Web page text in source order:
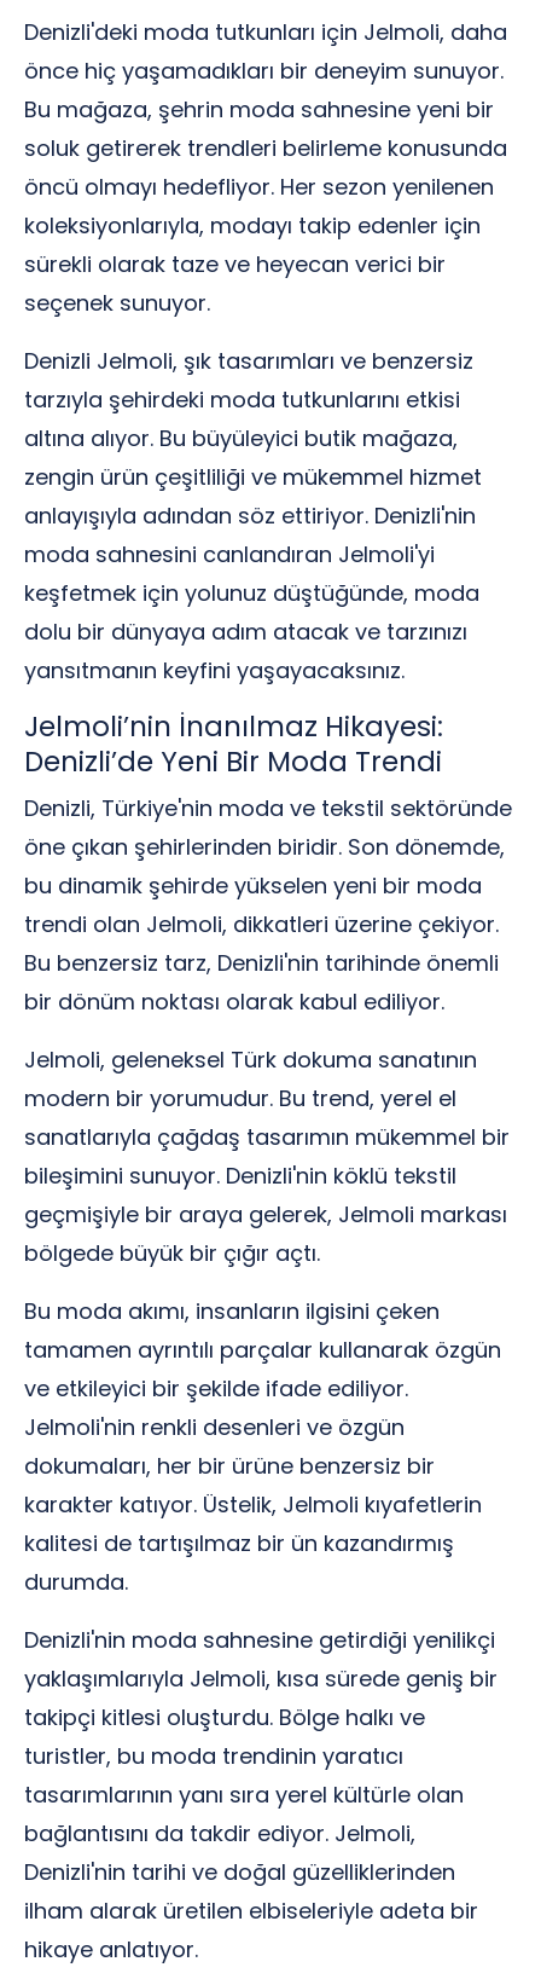
Denizli'deki moda tutkunları için Jelmoli, daha
önce hiç yaşamadıkları bir deneyim sunuyor.
Bu mağaza, şehrin moda sahnesine yeni bir
soluk getirerek trendleri belirleme konusunda
öncü olmayı hedefliyor. Her sezon yenilenen
koleksiyonlarıyla, modayı takip edenler için
sürekli olarak taze ve heyecan verici bir
seçenek sunuyor.
Denizli Jelmoli, şık tasarımları ve benzersiz
tarzıyla şehirdeki moda tutkunlarını etkisi
altına alıyor. Bu büyüleyici butik mağaza,
zengin ürün çeşitliliği ve mükemmel hizmet
anlayışıyla adından söz ettiriyor. Denizli'nin
moda sahnesini canlandıran Jelmoli'yi
keşfetmek için yolunuz düştüğünde, moda
dolu bir dünyaya adım atacak ve tarzınızı
yansıtmanın keyfini yaşayacaksınız.
Jelmoli’nin İnanılmaz Hikayesi:
Denizli’de Yeni Bir Moda Trendi
Denizli, Türkiye'nin moda ve tekstil sektöründe
öne çıkan şehirlerinden biridir. Son dönemde,
bu dinamik şehirde yükselen yeni bir moda
trendi olan Jelmoli, dikkatleri üzerine çekiyor.
Bu benzersiz tarz, Denizli'nin tarihinde önemli
bir dönüm noktası olarak kabul ediliyor.
Jelmoli, geleneksel Türk dokuma sanatının
modern bir yorumudur. Bu trend, yerel el
sanatlarıyla çağdaş tasarımın mükemmel bir
bileşimini sunuyor. Denizli'nin köklü tekstil
geçmişiyle bir araya gelerek, Jelmoli markası
bölgede büyük bir çığır açtı.
Bu moda akımı, insanların ilgisini çeken
tamamen ayrıntılı parçalar kullanarak özgün
ve etkileyici bir şekilde ifade ediliyor.
Jelmoli'nin renkli desenleri ve özgün
dokumaları, her bir ürüne benzersiz bir
karakter katıyor. Üstelik, Jelmoli kıyafetlerin
kalitesi de tartışılmaz bir ün kazandırmış
durumda.
Denizli'nin moda sahnesine getirdiği yenilikçi
yaklaşımlarıyla Jelmoli, kısa sürede geniş bir
takipçi kitlesi oluşturdu. Bölge halkı ve
turistler, bu moda trendinin yaratıcı
tasarımlarının yanı sıra yerel kültürle olan
bağlantısını da takdir ediyor. Jelmoli,
Denizli'nin tarihi ve doğal güzelliklerinden
ilham alarak üretilen elbiseleriyle adeta bir
hikaye anlatıyor.